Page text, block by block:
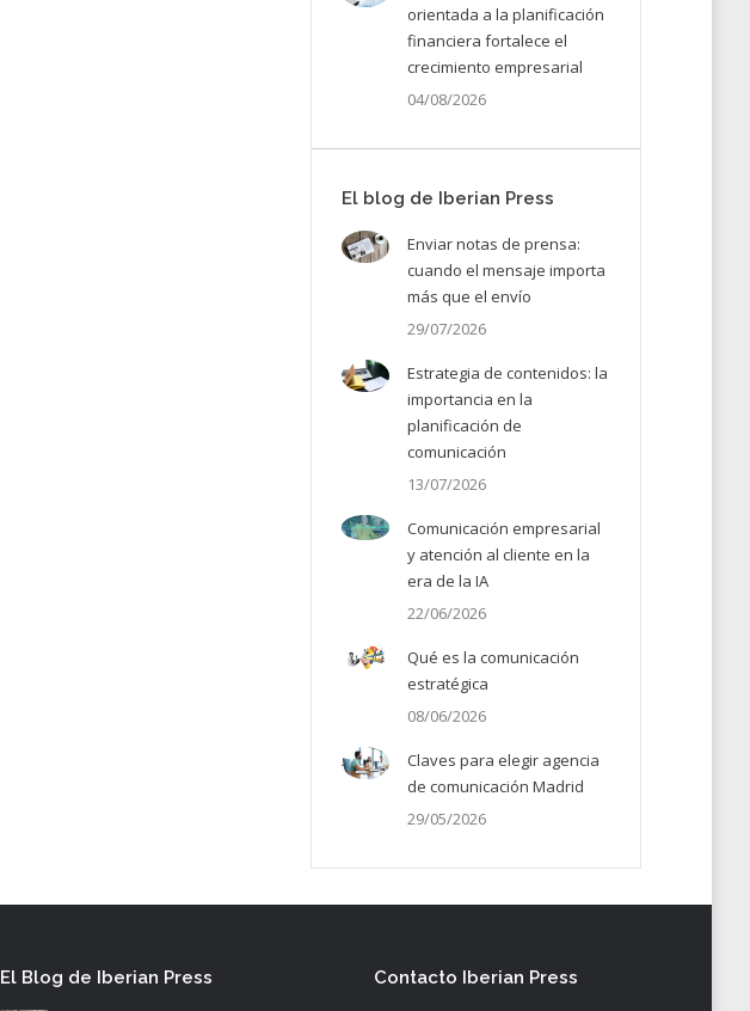
orientada a la planificación
financiera fortalece el
crecimiento empresarial
04/08/2026
El blog de Iberian Press
Enviar notas de prensa:
cuando el mensaje importa
más que el envío
29/07/2026
Estrategia de contenidos: la
importancia en la
planificación de
comunicación
13/07/2026
Comunicación empresarial
y atención al cliente en la
era de la IA
22/06/2026
Qué es la comunicación
estratégica
08/06/2026
Claves para elegir agencia
de comunicación Madrid
29/05/2026
El Blog de Iberian Press Contacto Iberian Press